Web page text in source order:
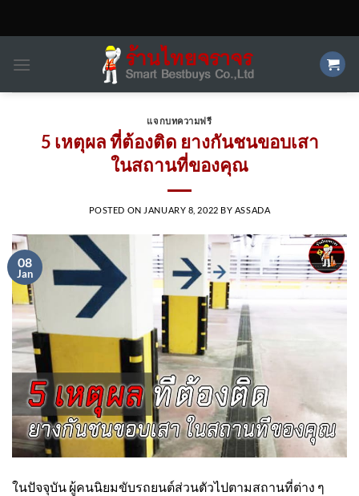
แจกบทความฟรี
5 เหตุผล ที่ต้องติด ยางกันชนขอบเสา
ในสถานที่ของคุณ
POSTED ON JANUARY 8, 2022 BY ASSADA
08
Jan
ในปัจจุบัน ผู้คนนิยมขับรถยนต์ส่วนตัวไปตามสถานที่ต่าง ๆ